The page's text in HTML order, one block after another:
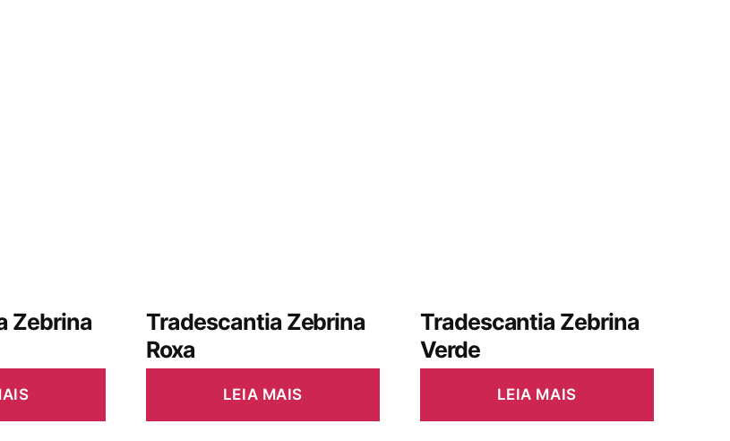
Zebrina
Tradescantia Zebrina
Roxa
LEIA MAIS
Tradescantia Zebrina
Verde
LEIA MAIS